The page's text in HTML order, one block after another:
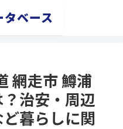
タベース
網走市 鱒浦
治安・周辺
暮らしに関